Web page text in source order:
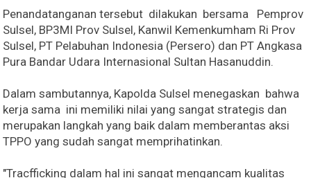
Penandatanganan tersebut dilakukan bersama Pemprov
Sulsel, BP3MI Prov Sulsel, Kanwil Kemenkumham Ri Prov
Sulsel, PT Pelabuhan Indonesia (Persero) dan PT Angkasa
Pura Bandar Udara Internasional Sultan Hasanuddin.
Dalam sambutannya, Kapolda Sulsel menegaskan bahwa
kerja sama ini memiliki nilai yang sangat strategis dan
merupakan langkah yang baik dalam memberantas aksi
TPPO yang sudah sangat memprihatinkan.
"Tracfficking dalam hal ini sangat mengancam kualitas